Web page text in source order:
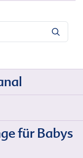
für Babys